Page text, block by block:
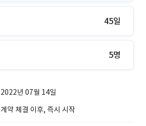
45일
5명
2022년 07월 14일
계약 체결 이후, 즉시 시작